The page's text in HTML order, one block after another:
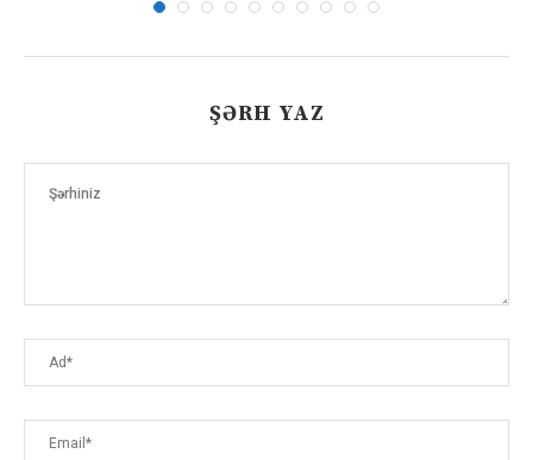
ŞƏRH YAZ